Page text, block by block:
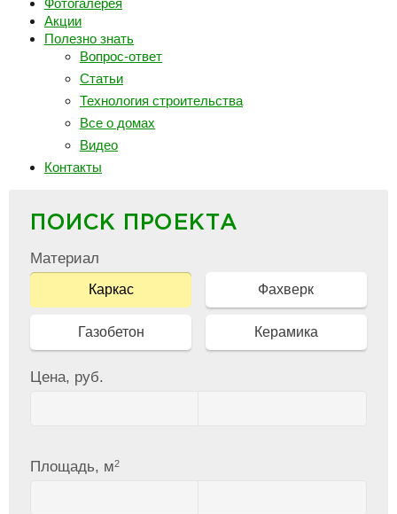
Фотогалерея
Акции
Полезно знать
Вопрос-ответ
Статьи
Технология строительства
Все о домах
Видео
Контакты
ПОИСК ПРОЕКТА
Материал
Каркас Фахверк
Газобетон Керамика
Цена, руб.
Площадь, м2